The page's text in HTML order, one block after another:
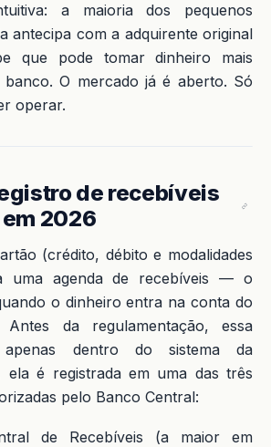
a maioria dos pequenos
antecipa com a adquirente original
que pode tomar dinheiro mais
O mercado já é aberto. Só
operar.
de recebíveis
2026
(crédito, débito e modalidades
uma agenda de recebíveis — o
o dinheiro entra na conta do
Antes da regulamentação, essa
apenas dentro do sistema da
ela é registrada em uma das três
pelo Banco Central:
de Recebíveis (a maior em